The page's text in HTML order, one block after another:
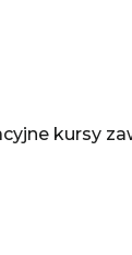
kursy